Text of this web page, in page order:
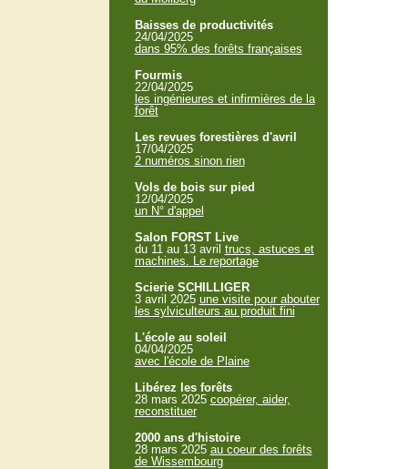
Baisses de productivités
24/04/2025
dans 95% des forêts françaises
Fourmis
22/04/2025
les ingénieures et infirmières de la
forêt
Les revues forestières d'avril
17/04/2025
2 numéros sinon rien
Vols de bois sur pied
12/04/2025
un N° d'appel
Salon FORST Live
du 11 au 13 avril trucs, astuces et
machines. Le reportage
Scierie SCHILLIGER
3 avril 2025 une visite pour abouter
les sylviculteurs au produit fini
L'école au soleil
04/04/2025
avec l'école de Plaine
Libérez les forêts
28 mars 2025 coopérer, aider,
reconstituer
2000 ans d'histoire
28 mars 2025 au coeur des forêts
de Wissembourg